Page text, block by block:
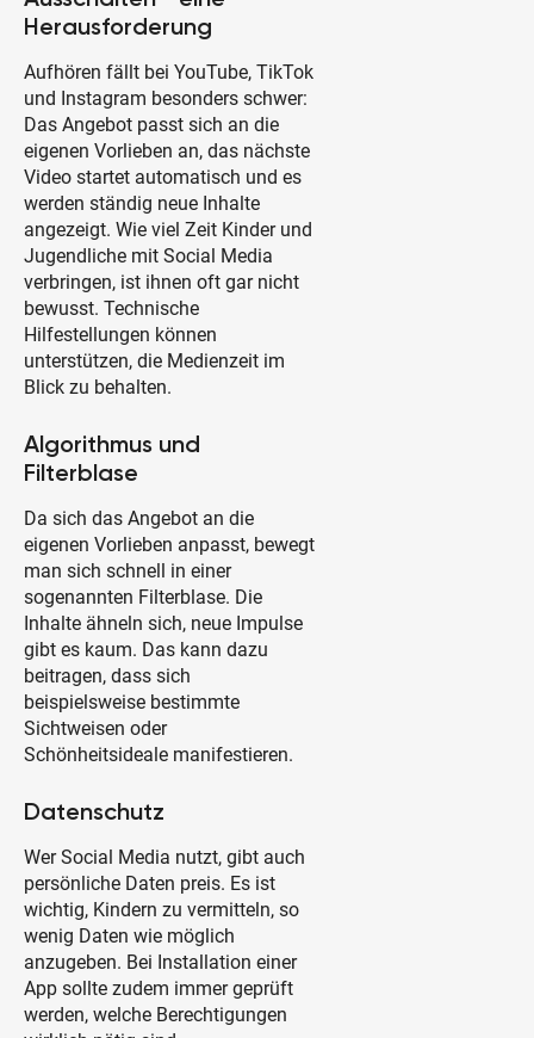
Herausforderung
Aufhören fällt bei YouTube, TikTok
und Instagram besonders schwer:
Das Angebot passt sich an die
eigenen Vorlieben an, das nächste
Video startet automatisch und es
werden ständig neue Inhalte
angezeigt. Wie viel Zeit Kinder und
Jugendliche mit Social Media
verbringen, ist ihnen oft gar nicht
bewusst. Technische
Hilfestellungen können
unterstützen, die Medienzeit im
Blick zu behalten.
Algorithmus und
Filterblase
Da sich das Angebot an die
eigenen Vorlieben anpasst, bewegt
man sich schnell in einer
sogenannten Filterblase. Die
Inhalte ähneln sich, neue Impulse
gibt es kaum. Das kann dazu
beitragen, dass sich
beispielsweise bestimmte
Sichtweisen oder
Schönheitsideale manifestieren.
Datenschutz
Wer Social Media nutzt, gibt auch
persönliche Daten preis. Es ist
wichtig, Kindern zu vermitteln, so
wenig Daten wie möglich
anzugeben. Bei Installation einer
App sollte zudem immer geprüft
werden, welche Berechtigungen